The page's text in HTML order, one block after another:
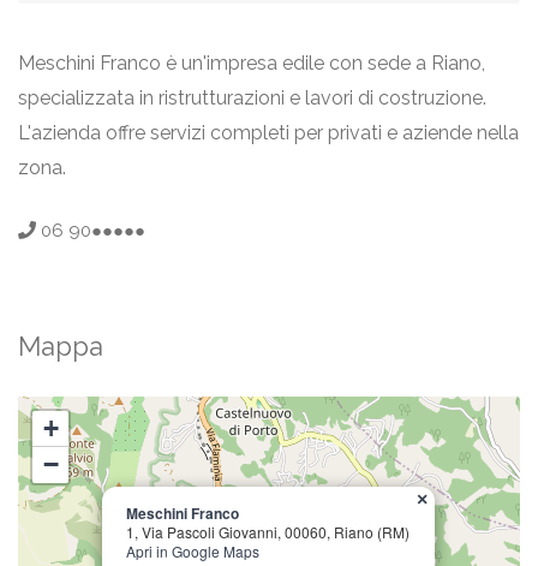
Meschini Franco è un'impresa edile con sede a Riano,
specializzata in ristrutturazioni e lavori di costruzione.
L'azienda offre servizi completi per privati e aziende nella
zona.
06 90●●●●●
Mappa
Meschini Franco
1, Via Pascoli Giovanni, 00060, Riano (RM)
Apri in Google Maps
×
+
−